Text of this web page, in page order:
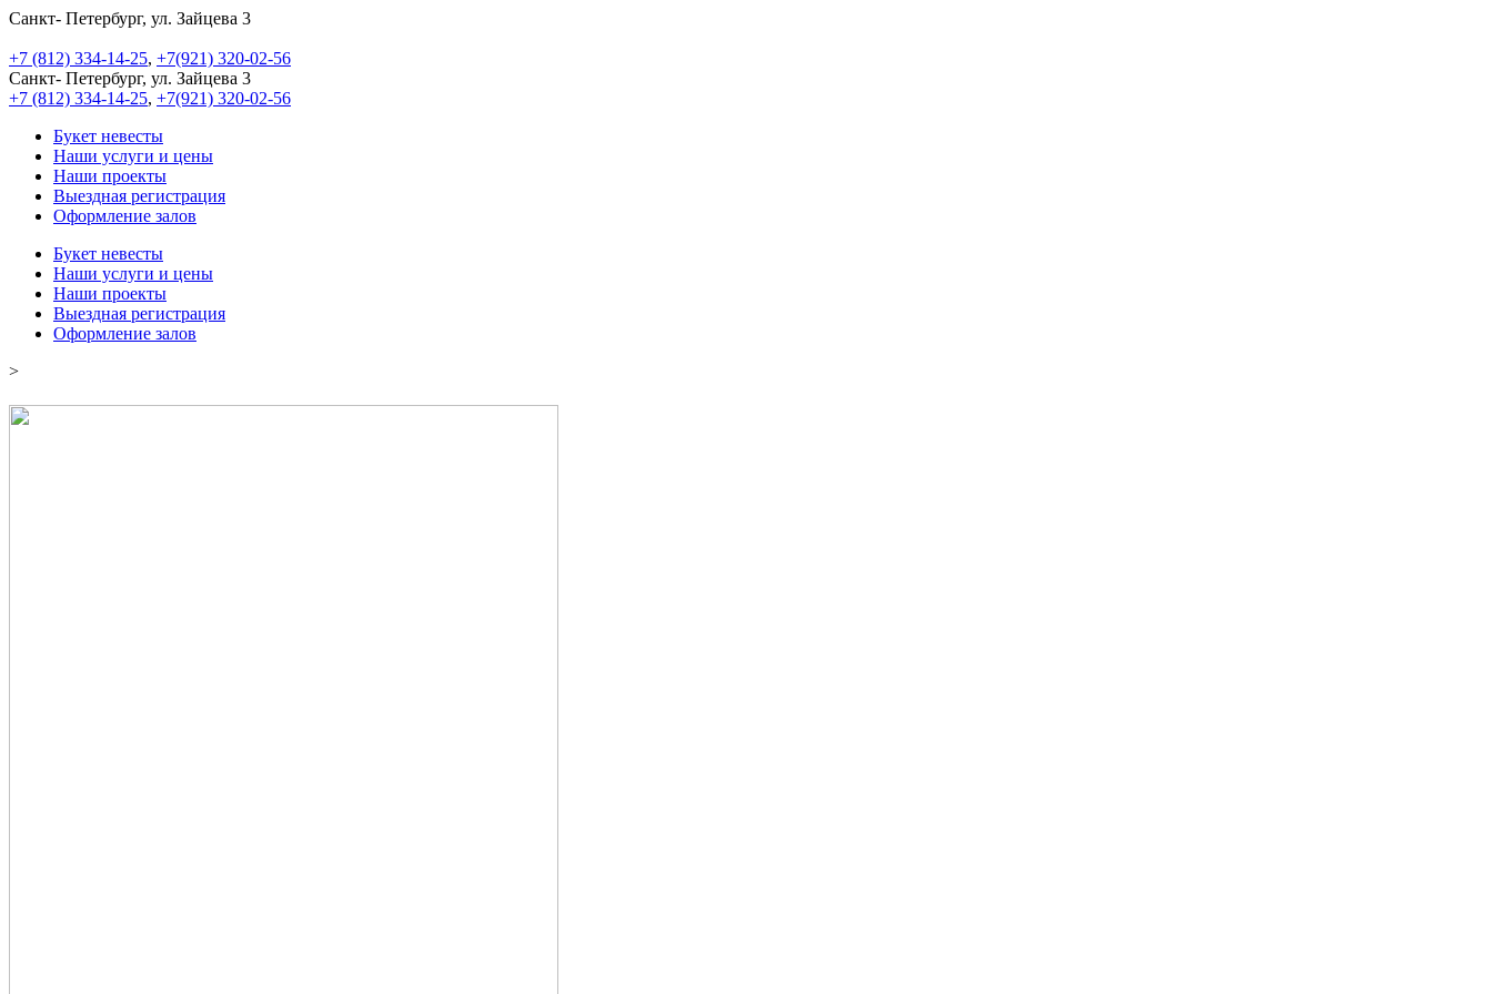
Санкт- Петербург, ул. Зайцева 3
+7 (812) 334-14-25, +7(921) 320-02-56
Санкт- Петербург, ул. Зайцева 3
+7 (812) 334-14-25, +7(921) 320-02-56
Букет невесты
Наши услуги и цены
Наши проекты
Выездная регистрация
Оформление залов
Букет невесты
Наши услуги и цены
Наши проекты
Выездная регистрация
Оформление залов
>